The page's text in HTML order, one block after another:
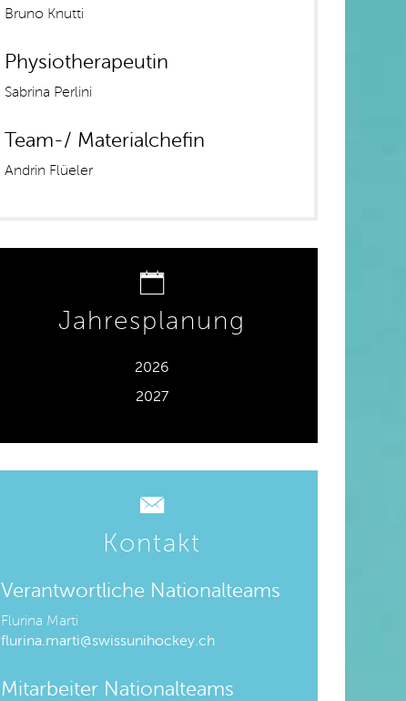
Bruno Knutti
Physiotherapeutin
Sabrina Perlini
Team-/ Materialchefin
Andrin Flüeler
Jahresplanung
2026
2027
Kontakt
Verantwortliche Nationalteams
Flurina Marti
flurina.marti@swissunihockey.ch
Mitarbeiter Nationalteams